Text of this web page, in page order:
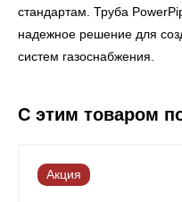
стандартам. Труба
надежное решение для
систем газоснабжения.
С этим товаром
Акция